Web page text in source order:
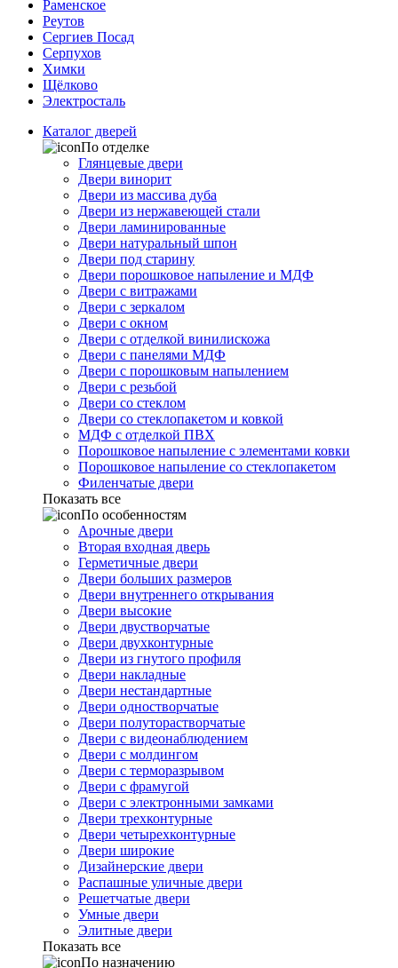
Раменское
Реутов
Сергиев Посад
Серпухов
Химки
Щёлково
Электросталь
Каталог дверей
По отделке
Глянцевые двери
Двери винорит
Двери из массива дуба
Двери из нержавеющей стали
Двери ламинированные
Двери натуральный шпон
Двери под старину
Двери порошковое напыление и МДФ
Двери с витражами
Двери с зеркалом
Двери с окном
Двери с отделкой винилискожа
Двери с панелями МДФ
Двери с порошковым напылением
Двери с резьбой
Двери со стеклом
Двери со стеклопакетом и ковкой
МДФ с отделкой ПВХ
Порошковое напыление с элементами ковки
Порошковое напыление со стеклопакетом
Филенчатые двери
Показать все
По особенностям
Арочные двери
Вторая входная дверь
Герметичные двери
Двери больших размеров
Двери внутреннего открывания
Двери высокие
Двери двустворчатые
Двери двухконтурные
Двери из гнутого профиля
Двери накладные
Двери нестандартные
Двери одностворчатые
Двери полуторастворчатые
Двери с видеонаблюдением
Двери с молдингом
Двери с терморазрывом
Двери с фрамугой
Двери с электронными замками
Двери трехконтурные
Двери четырехконтурные
Двери широкие
Дизайнерские двери
Распашные уличные двери
Решетчатые двери
Умные двери
Элитные двери
Показать все
По назначению